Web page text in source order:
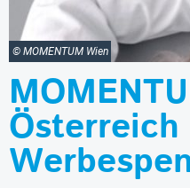
© MOMENTUM Wien